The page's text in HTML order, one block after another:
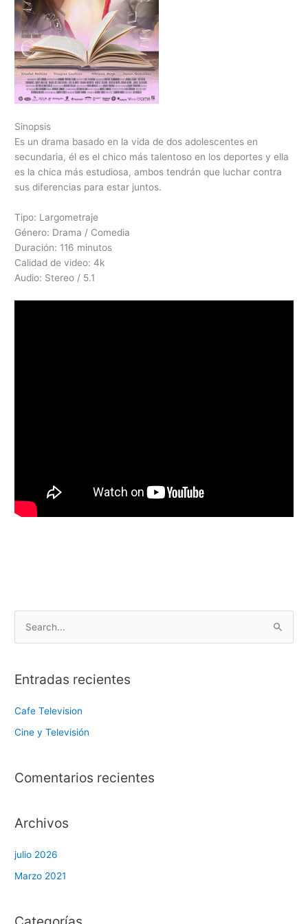
Sinopsis
Es un drama basado en la vida de dos adolescentes en
secundaria, él es el chico más talentoso en los deportes y ella
es la chica más estudiosa, ambos tendrán que luchar contra
sus diferencias para estar juntos.
Tipo: Largometraje
Género: Drama / Comedia
Duración: 116 minutos
Calidad de video: 4k
Audio: Stereo / 5.1
c
Entradas recientes
Cafe Television
Cine y Televisión
Comentarios recientes
Archivos
julio 2026
Marzo 2021